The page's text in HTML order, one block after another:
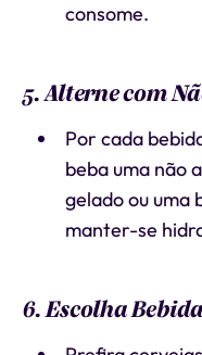
consome.
5. Alterne com
Por cada
beba uma não
gelado ou uma
manter-se
6. Escolha